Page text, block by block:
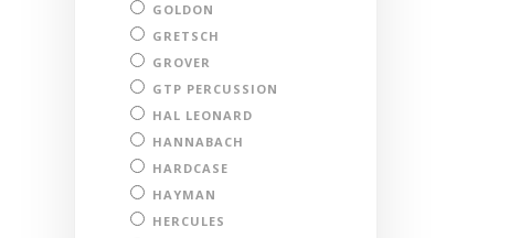
GOLDON
GRETSCH
GROVER
GTP PERCUSSION
HAL LEONARD
HANNABACH
HARDCASE
HAYMAN
HERCULES